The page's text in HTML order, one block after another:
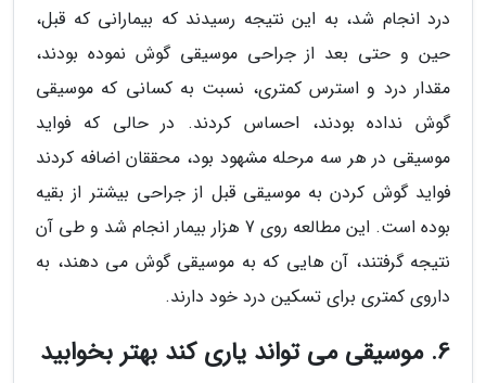
درد انجام شد، به این نتیجه رسیدند که بیمارانی که قبل،
حین و حتی بعد از جراحی موسیقی گوش نموده بودند،
مقدار درد و استرس کمتری، نسبت به کسانی که موسیقی
گوش نداده بودند، احساس کردند. در حالی که فواید
موسیقی در هر سه مرحله مشهود بود، محققان اضافه کردند
فواید گوش کردن به موسیقی قبل از جراحی بیشتر از بقیه
بوده است. این مطالعه روی 7 هزار بیمار انجام شد و طی آن
نتیجه گرفتند، آن هایی که به موسیقی گوش می دهند، به
داروی کمتری برای تسکین درد خود دارند.
6. موسیقی می تواند یاری کند بهتر بخوابید